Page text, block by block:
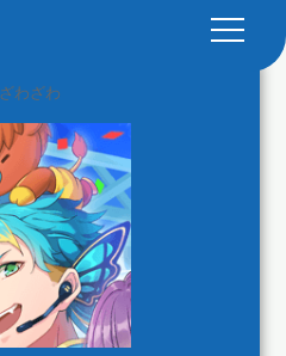
わざわ